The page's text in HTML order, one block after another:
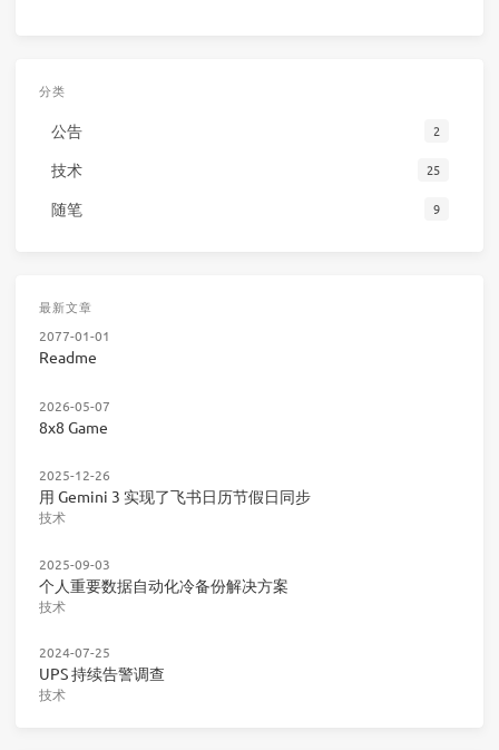
分类
公告 2
技术 25
随笔 9
最新文章
2077-01-01
Readme
2026-05-07
8x8 Game
2025-12-26
用 Gemini 3 实现了飞书日历节假日同步
技术
2025-09-03
个人重要数据自动化冷备份解决方案
技术
2024-07-25
UPS 持续告警调查
技术